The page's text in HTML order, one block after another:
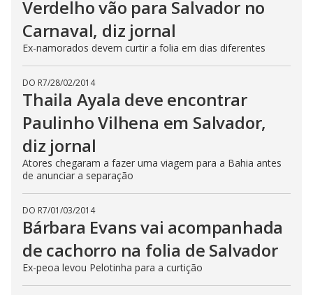
Verdelho vão para Salvador no
Carnaval, diz jornal
Ex-namorados devem curtir a folia em dias diferentes
DO R7/28/02/2014
Thaila Ayala deve encontrar
Paulinho Vilhena em Salvador,
diz jornal
Atores chegaram a fazer uma viagem para a Bahia antes
de anunciar a separação
DO R7/01/03/2014
Bárbara Evans vai acompanhada
de cachorro na folia de Salvador
Ex-peoa levou Pelotinha para a curtição